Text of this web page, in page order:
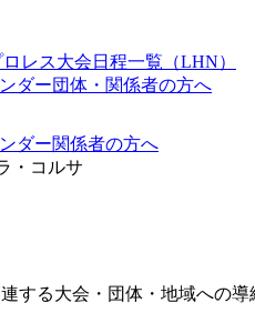
レス大会日程一覧（LHN）
ダー団体・関係者の方へ
ダー関係者の方へ
・コルサ
する大会・団体・地域への導